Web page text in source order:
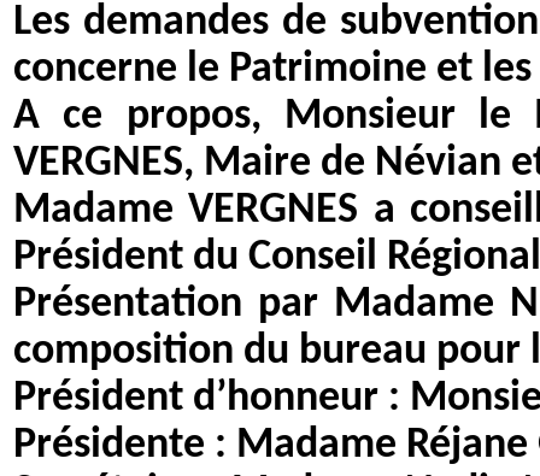
Les demandes de
concerne le Patrimoine et
A ce propos, Monsieur le
VERGNES, Maire de Névian
Madame VERGNES a
Président du Conseil
Présentation par Madame
composition du bureau pour
Président d’honneur :
Présidente : Madame